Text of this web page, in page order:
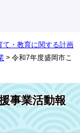
て・教育に関する計画
> 令和7年度盛岡市こ
事業活動報